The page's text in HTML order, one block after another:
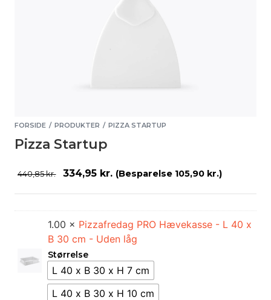
FORSIDE / PRODUKTER / PIZZA STARTUP
Pizza Startup
440,85kr. 334,95 kr. (Besparelse 105,90 kr.)
1.00 × Pizzafredag PRO Hævekasse - L 40 x
B 30 cm - Uden låg
Størrelse
L 40 x B 30 x H 7 cm
L 40 x B 30 x H 10 cm